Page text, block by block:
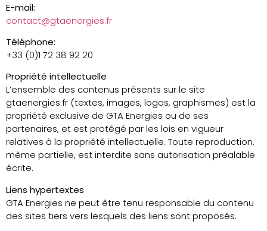
E-mail:
contact@gtaenergies.fr
Téléphone:
+33 (0)1 72 38 92 20
Propriété intellectuelle
L’ensemble des contenus présents sur le site
gtaenergies.fr (textes, images, logos, graphismes) est la
propriété exclusive de GTA Energies ou de ses
partenaires, et est protégé par les lois en vigueur
relatives à la propriété intellectuelle. Toute reproduction,
même partielle, est interdite sans autorisation préalable
écrite.
Liens hypertextes
GTA Energies ne peut être tenu responsable du contenu
des sites tiers vers lesquels des liens sont proposés.